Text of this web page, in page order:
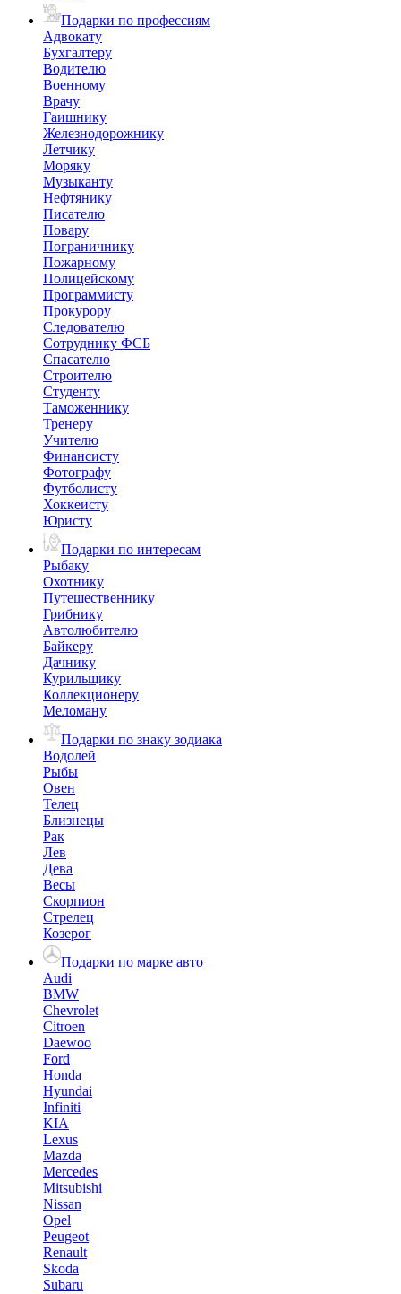
Подарки по профессиям
Адвокату
Бухгалтеру
Водителю
Военному
Врачу
Гаишнику
Железнодорожнику
Летчику
Моряку
Музыканту
Нефтянику
Писателю
Повару
Пограничнику
Пожарному
Полицейскому
Программисту
Прокурору
Следователю
Сотруднику ФСБ
Спасателю
Строителю
Студенту
Таможеннику
Тренеру
Учителю
Финансисту
Фотографу
Футболисту
Хоккеисту
Юристу
Подарки по интересам
Рыбаку
Охотнику
Путешественнику
Грибнику
Автолюбителю
Байкеру
Дачнику
Курильщику
Коллекционеру
Меломану
Подарки по знаку зодиака
Водолей
Рыбы
Овен
Телец
Близнецы
Рак
Лев
Дева
Весы
Скорпион
Стрелец
Козерог
Подарки по марке авто
Audi
BMW
Chevrolet
Citroen
Daewoo
Ford
Honda
Hyundai
Infiniti
KIA
Lexus
Mazda
Mercedes
Mitsubishi
Nissan
Opel
Peugeot
Renault
Skoda
Subaru